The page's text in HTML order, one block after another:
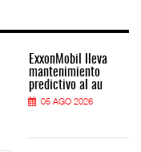
ExxonMobil lleva
mantenimiento
predictivo al au
05 AGO 2026